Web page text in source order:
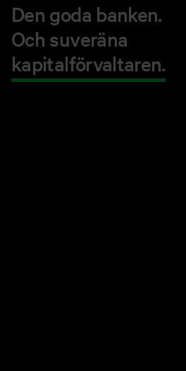
Den goda banken.
Och suveräna
kapitalförvaltaren.